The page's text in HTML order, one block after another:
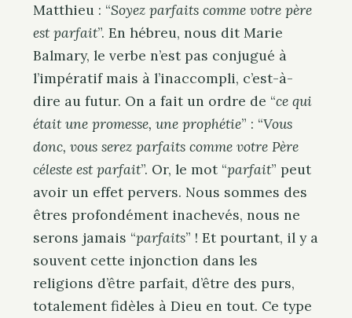
Matthieu : “Soyez parfaits comme votre père
est parfait”. En hébreu, nous dit Marie
Balmary, le verbe n’est pas conjugué à
l’impératif mais à l’inaccompli, c’est-à-
dire au futur. On a fait un ordre de “ce qui
était une promesse, une prophétie” : “Vous
donc, vous serez parfaits comme votre Père
céleste est parfait”. Or, le mot “parfait” peut
avoir un effet pervers. Nous sommes des
êtres profondément inachevés, nous ne
serons jamais “parfaits” ! Et pourtant, il y a
souvent cette injonction dans les
religions d’être parfait, d’être des purs,
totalement fidèles à Dieu en tout. Ce type